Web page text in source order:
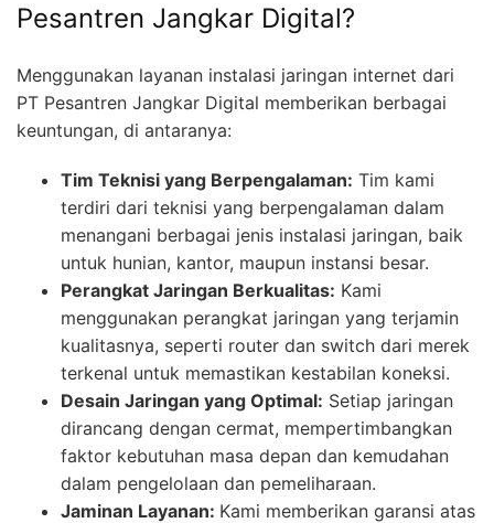
Pesantren Jangkar Digital?
Menggunakan layanan instalasi jaringan internet dari
PT Pesantren Jangkar Digital memberikan berbagai
keuntungan, di antaranya:
Tim Teknisi yang Berpengalaman: Tim kami
terdiri dari teknisi yang berpengalaman dalam
menangani berbagai jenis instalasi jaringan, baik
untuk hunian, kantor, maupun instansi besar.
Perangkat Jaringan Berkualitas: Kami
menggunakan perangkat jaringan yang terjamin
kualitasnya, seperti router dan switch dari merek
terkenal untuk memastikan kestabilan koneksi.
Desain Jaringan yang Optimal: Setiap jaringan
dirancang dengan cermat, mempertimbangkan
faktor kebutuhan masa depan dan kemudahan
dalam pengelolaan dan pemeliharaan.
Jaminan Layanan: Kami memberikan garansi atas